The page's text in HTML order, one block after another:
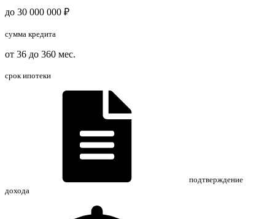
до 30 000 000 ₽
сумма кредита
от 36 до 360 мес.
срок ипотеки
подтверждение
дохода